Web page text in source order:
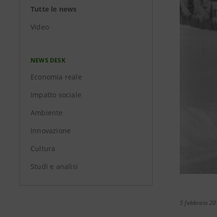
Tutte le news
Video
NEWS DESK
Economia reale
Impatto sociale
Ambiente
Innovazione
Cultura
Studi e analisi
5 febbraio